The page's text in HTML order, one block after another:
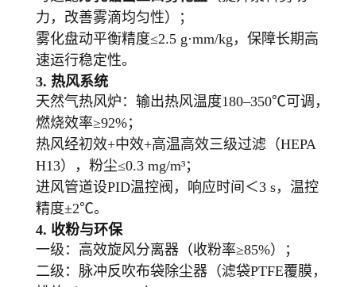
力，改善雾滴均匀性）；
雾化盘动平衡精度≤2.5 g·mm/kg，保障长期高
速运行稳定性。
3. 热风系统
天然气热风炉：输出热风温度180–350℃可调，
燃烧效率≥92%；
热风经初效+中效+高温高效三级过滤（HEPA
H13），粉尘≤0.3 mg/m³；
进风管道设PID温控阀，响应时间＜3 s，温控
精度±2℃。
4. 收粉与环保
一级：高效旋风分离器（收粉率≥85%）；
二级：脉冲反吹布袋除尘器（滤袋PTFE覆膜，